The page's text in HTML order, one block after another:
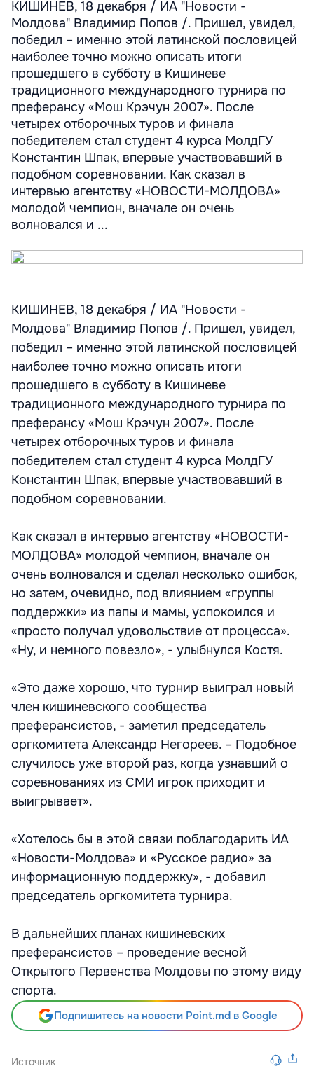
КИШИНЕВ, 18 декабря / ИА "Новости -
Молдова" Владимир Попов /. Пришел, увидел,
победил – именно этой латинской пословицей
наиболее точно можно описать итоги
прошедшего в субботу в Кишиневе
традиционного международного турнира по
преферансу «Мош Крэчун 2007». После
четырех отборочных туров и финала
победителем стал студент 4 курса МолдГУ
Константин Шпак, впервые участвовавший в
подобном соревновании. Как сказал в
интервью агентству «НОВОСТИ-МОЛДОВА»
молодой чемпион, вначале он очень
волновался и ...
КИШИНЕВ, 18 декабря / ИА "Новости -
Молдова" Владимир Попов /. Пришел, увидел,
победил – именно этой латинской пословицей
наиболее точно можно описать итоги
прошедшего в субботу в Кишиневе
традиционного международного турнира по
преферансу «Мош Крэчун 2007». После
четырех отборочных туров и финала
победителем стал студент 4 курса МолдГУ
Константин Шпак, впервые участвовавший в
подобном соревновании.
Как сказал в интервью агентству «НОВОСТИ-
МОЛДОВА» молодой чемпион, вначале он
очень волновался и сделал несколько ошибок,
но затем, очевидно, под влиянием «группы
поддержки» из папы и мамы, успокоился и
«просто получал удовольствие от процесса».
«Ну, и немного повезло», - улыбнулся Костя.
«Это даже хорошо, что турнир выиграл новый
член кишиневского сообщества
преферансистов, - заметил председатель
оргкомитета Александр Негореев. – Подобное
случилось уже второй раз, когда узнавший о
соревнованиях из СМИ игрок приходит и
выигрывает».
«Хотелось бы в этой связи поблагодарить ИА
«Новости-Молдова» и «Русское радио» за
информационную поддержку», - добавил
председатель оргкомитета турнира.
В дальнейших планах кишиневских
преферансистов – проведение весной
Открытого Первенства Молдовы по этому виду
спорта.
Подпишитесь на новости Point.md в Google
Источник